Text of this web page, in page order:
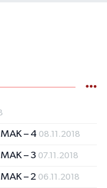
– 4 08.11.2018
– 3 07.11.2018
– 2 06.11.2018